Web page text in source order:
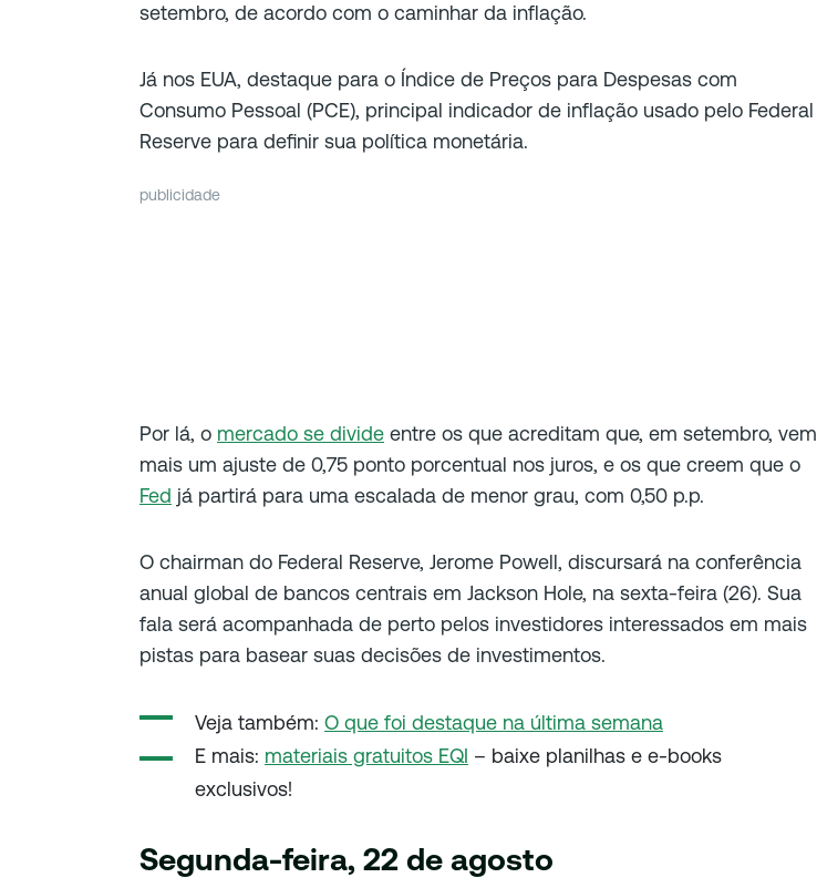
setembro, de acordo com o caminhar da inflação.
Já nos EUA, destaque para o Índice de Preços para Despesas com
Consumo Pessoal (PCE), principal indicador de inflação usado pelo Federal
Reserve para definir sua política monetária.
publicidade
Por lá, o mercado se divide entre os que acreditam que, em setembro, vem
mais um ajuste de 0,75 ponto porcentual nos juros, e os que creem que o
Fed já partirá para uma escalada de menor grau, com 0,50 p.p.
O chairman do Federal Reserve, Jerome Powell, discursará na conferência
anual global de bancos centrais em Jackson Hole, na sexta-feira (26). Sua
fala será acompanhada de perto pelos investidores interessados em mais
pistas para basear suas decisões de investimentos.
Veja também: O que foi destaque na última semana
E mais: materiais gratuitos EQI – baixe planilhas e e-books
exclusivos!
Segunda-feira, 22 de agosto